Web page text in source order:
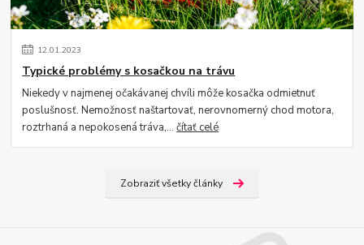
12.01.2023
Typické problémy s kosačkou na trávu
Niekedy v najmenej očakávanej chvíli môže kosačka odmietnuť
poslušnosť. Nemožnosť naštartovať, nerovnomerný chod motora,
roztrhaná a nepokosená tráva,...čítať celé
Zobraziť všetky články